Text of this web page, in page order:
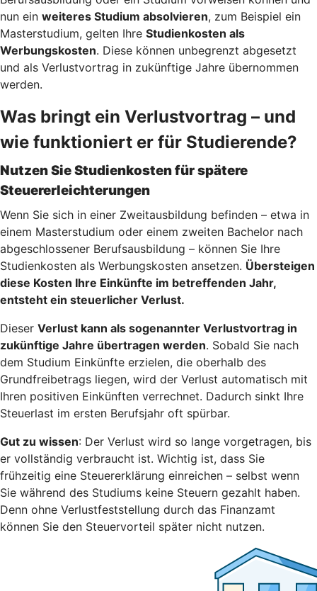
nun ein weiteres Studium absolvieren, zum Beispiel ein
Masterstudium, gelten Ihre Studienkosten als
Werbungskosten. Diese können unbegrenzt abgesetzt
und als Verlustvortrag in zukünftige Jahre übernommen
werden.
Was bringt ein Verlustvortrag – und
wie funktioniert er für Studierende?
Nutzen Sie Studienkosten für spätere
Steuererleichterungen
Wenn Sie sich in einer Zweitausbildung befinden – etwa in
einem Masterstudium oder einem zweiten Bachelor nach
abgeschlossener Berufsausbildung – können Sie Ihre
Studienkosten als Werbungskosten ansetzen. Übersteigen
diese Kosten Ihre Einkünfte im betreffenden Jahr,
entsteht ein steuerlicher Verlust.
Dieser Verlust kann als sogenannter Verlustvortrag in
zukünftige Jahre übertragen werden. Sobald Sie nach
dem Studium Einkünfte erzielen, die oberhalb des
Grundfreibetrags liegen, wird der Verlust automatisch mit
Ihren positiven Einkünften verrechnet. Dadurch sinkt Ihre
Steuerlast im ersten Berufsjahr oft spürbar.
Gut zu wissen: Der Verlust wird so lange vorgetragen, bis
er vollständig verbraucht ist. Wichtig ist, dass Sie
frühzeitig eine Steuererklärung einreichen – selbst wenn
Sie während des Studiums keine Steuern gezahlt haben.
Denn ohne Verlustfeststellung durch das Finanzamt
können Sie den Steuervorteil später nicht nutzen.